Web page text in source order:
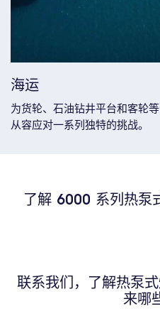
海运
为货轮、石油钻井平台和客轮
从容应对一系列独特的挑战。
了解 6000 系列热泵
联系我们，了解热泵
来哪